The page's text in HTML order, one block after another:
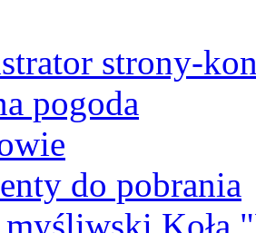
strony-
pogoda
do pobrania
Koła